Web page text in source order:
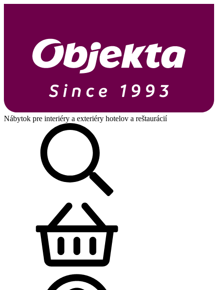
Nábytok pre interiéry a exteriéry hotelov a reštaurácií